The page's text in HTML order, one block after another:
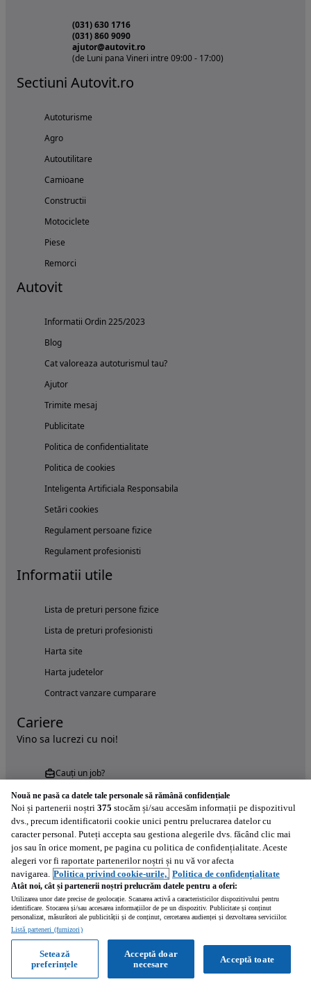
(031) 630 1716
(031) 860 9090
ajutor@autovit.ro
(de Luni pana Vineri intre 09:00 - 17:00)
Sectiuni Autovit.ro
Autoturisme
Agro
Autoutilitare
Camioane
Constructii
Motociclete
Piese
Remorci
Autovit
Informatii Ordin 225/2023
Blog
Cat valoreaza autoturismul tau?
Ajutor
Trimite mesaj
Publicitate
Politica de confidentialitate
Politica de cookies
Inteligenta Artificiala Responsabila
Setări cookies
Regulament persoane fizice
Regulament profesionisti
Informatii utile
Lista de preturi persone fizice
Lista de preturi profesionisti
Harta site
Harta judetelor
Contract vanzare cumparare
Cariere
Vino sa lucrezi cu noi!
Cauți un job?
Încearcă acum aplicația Autovit.ro
Nouă ne pasă ca datele tale personale să rămână confidențiale
Noi și partenerii noștri 375 stocăm și/sau accesăm informații pe dispozitivul
dvs., precum identificatorii cookie unici pentru prelucrarea datelor cu
caracter personal. Puteți accepta sau gestiona alegerile dvs. făcând clic mai
jos sau în orice moment, pe pagina cu politica de confidențialitate. Aceste
alegeri vor fi raportate partenerilor noștri și nu vă vor afecta
navigarea. Politica privind cookie-urile, Politica de confidențialitate
Atât noi, cât și partenerii noștri prelucrăm datele pentru a oferi:
Utilizarea unor date precise de geolocație. Scanarea activă a caracteristicilor dispozitivului pentru
identificare. Stocarea și/sau accesarea informațiilor de pe un dispozitiv. Publicitate și conținut
personalizat, măsurători ale publicității și de conținut, cercetarea audienței și dezvoltarea serviciilor.
Listă parteneri (furnizori)
Acceptă toate
Acceptă doar
necesare
Setează
preferințele